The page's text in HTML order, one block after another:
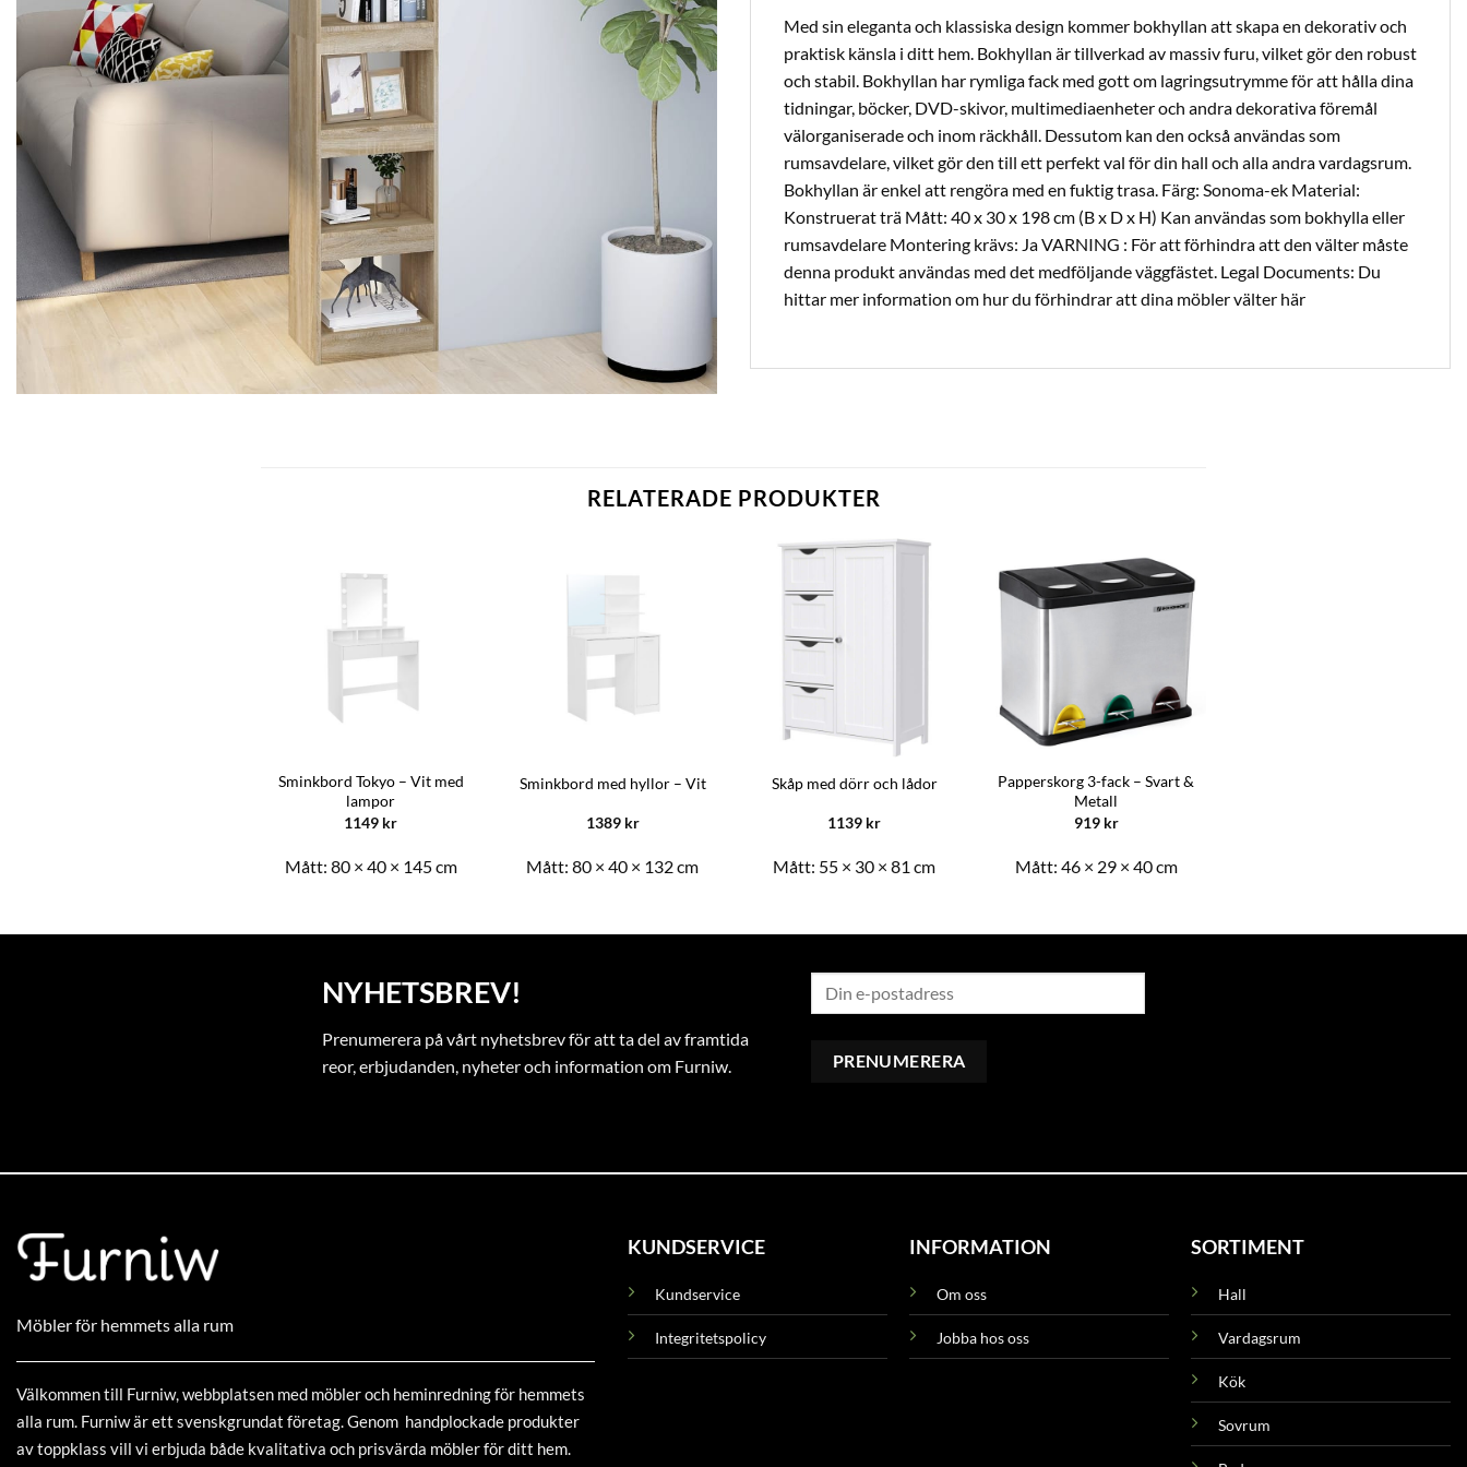
Med sin eleganta och klassiska design kommer bokhyllan att skapa en dekorativ och
praktisk känsla i ditt hem. Bokhyllan är tillverkad av massiv furu, vilket gör den robust
och stabil. Bokhyllan har rymliga fack med gott om lagringsutrymme för att hålla dina
tidningar, böcker, DVD-skivor, multimediaenheter och andra dekorativa föremål
välorganiserade och inom räckhåll. Dessutom kan den också användas som
rumsavdelare, vilket gör den till ett perfekt val för din hall och alla andra vardagsrum.
Bokhyllan är enkel att rengöra med en fuktig trasa. Färg: Sonoma-ek Material:
Konstruerat trä Mått: 40 x 30 x 198 cm (B x D x H) Kan användas som bokhylla eller
rumsavdelare Montering krävs: Ja VARNING : För att förhindra att den välter måste
denna produkt användas med det medföljande väggfästet. Legal Documents: Du
hittar mer information om hur du förhindrar att dina möbler välter här
RELATERADE PRODUKTER
Sminkbord Tokyo – Vit med
lampor
1149 kr
Mått: 80 × 40 × 145 cm
Sminkbord med hyllor – Vit
1389 kr
Mått:80 × 40 × 132 cm
Skåp med dörr och lådor
1139 kr
Mått: 55 × 30 × 81 cm
Papperskorg 3-fack – Svart &
Metall
919 kr
Mått: 46 × 29 × 40 cm
NYHETSBREV!
Prenumerera på vårt nyhetsbrev för att ta del av framtida
reor, erbjudanden, nyheter och information om Furniw.
Möbler för hemmets alla rum
Välkommen till Furniw, webbplatsen med möbler och heminredning för hemmets
alla rum. Furniw är ett svenskgrundat företag. Genom handplockade produkter
av toppklass vill vi erbjuda både kvalitativa och prisvärda möbler för ditt hem.
KUNDSERVICE
Kundservice
Integritetspolicy
INFORMATION
Om oss
Jobba hos oss
SORTIMENT
Hall
Vardagsrum
Kök
Sovrum